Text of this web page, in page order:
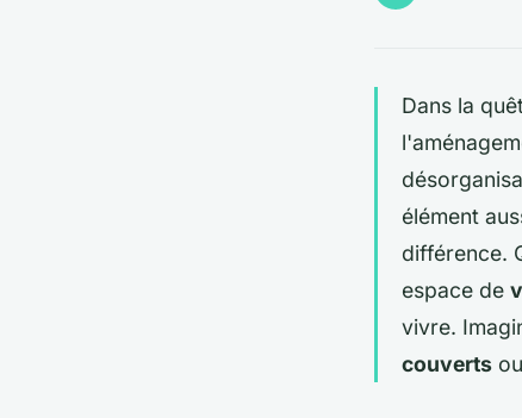
Dans la
élément
différence.
espace de
vivre.
couverts ou